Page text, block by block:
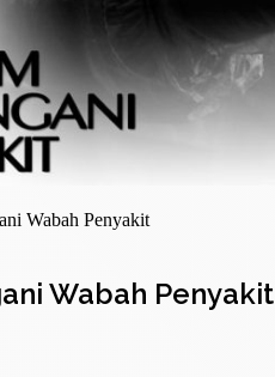
Wabah Penyakit
Wabah Penyakit